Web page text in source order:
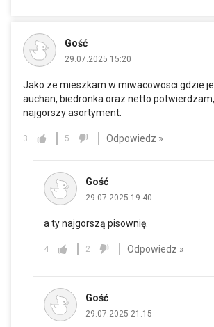
Gość
29.07.2025 15:20
Jako ze mieszkam w miwacowosci gdzie
auchan, biedronka oraz netto
najgorszy asortyment.
3 5 Odpowiedz »
Gość
29.07.2025 19:40
a ty najgorszą pisownię.
4 2 Odpowiedz »
Gość
29.07.2025 21:15